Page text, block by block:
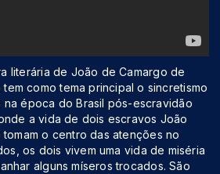
literária de João de Camargo de
como tema principal o sincretismo
época do Brasil pós-escravidão
a vida de dois escravos João
o centro das atenções no
os dois vivem uma vida de miséria
alguns míseros trocados. São